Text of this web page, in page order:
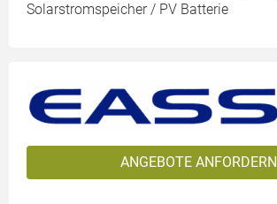
Solarstromspeicher / PV Batterie
ANGEBOTE ANFORDERN